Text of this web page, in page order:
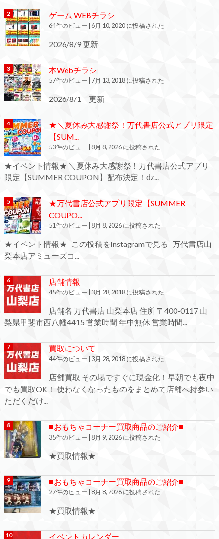
ゲーム WEBチラシ
64件のビュー |6月 10, 2020 に投稿された
2026/8/9 更新
本Webチラシ
57件のビュー | 7月 13, 2018 に投稿された
2026/8/1 更新
★＼夏休み大感謝祭！万代書店公式アプリ限定
【SUM...
53件のビュー | 8月 8, 2026 に投稿された
★イベント情報★ ＼夏休み大感謝祭！万代書店公式アプリ
限定【SUMMER COUPON】配布決定！ǳ...
★万代書店公式アプリ限定【SUMMER
COUPO...
51件のビュー | 8月 8, 2026 に投稿された
★イベント情報★ この投稿をInstagramで見る 万代書店山
梨本店アミューズコ...
店舗情報
45件のビュー | 3月 28, 2018 に投稿された
店舗名 万代書店 山梨本店 住所 〒400-0117 山
梨県甲斐市西八幡4415 営業時間 年中無休 営業時間...
買取について
44件のビュー | 3月 28, 2018 に投稿された
店舗買取 その場ですぐに現金化！早朝でも夜中
でも買取OK！ 使わなくなったものをまとめて店舗へ持参い
ただくだけ...
■おもちゃコーナー買取商品のご紹介■
35件のビュー | 8月 9, 2026 に投稿された
★買取情報★
■おもちゃコーナー買取商品のご紹介■
27件のビュー |8月 8, 2026 に投稿された
★買取情報★
イベントカレンダー